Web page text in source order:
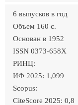
6 выпусков в год
Объем 160 c.
Основан в 1952
ISSN 0373-658X
РИНЦ:
ИФ 2025: 1,099
Scopus:
CiteScore 2025: 0,8